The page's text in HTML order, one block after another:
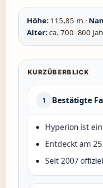
Höhe:115,85 m ·
Alter:ca. 700–800
KURZÜBERBLICK
1 Bestätigte
Hyperion ist
Entdeckt am
Seit 2007